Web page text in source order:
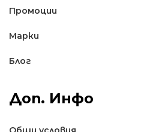
Промоции
Марки
Блог
Доп. Инфо